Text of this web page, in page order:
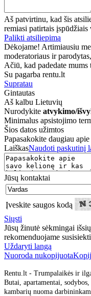
Aš patvirtinu, kad šis
remiasi patirtais įspūdžiais
Palikti atsiliepimą
Dėkojame! Artimiausiu
moderatoriaus ir
Ačiū, kad padedate mums
Su pagarba rentu.lt
Supratau
Gintautas
Aš kalbu Lietuvių
Nurodykite atvykimo/
Minimalus apsistojimo
Šios datos užimtos
Papasakokite daugiau
LaiškasNaudoti paskutinį
Jūsų kontaktai
Įveskite saugos kodą
Siųsti
Jūsų žinutė sėkmingai
rekomenduojame
Uždaryti langą
Nuoroda nukopijuota
Rentu.lt - Trumpalaikės ir
Butai, apartamentai,
kambarių nuoma